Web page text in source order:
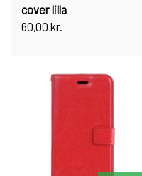
cover lilla
60,00 kr.